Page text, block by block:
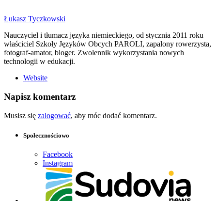
Łukasz Tyczkowski
Nauczyciel i tłumacz języka niemieckiego, od stycznia 2011 roku
właściciel Szkoły Języków Obcych PAROLI, zapalony rowerzysta,
fotograf-amator, bloger. Zwolennik wykorzystania nowych
technologii w edukacji.
Website
Napisz komentarz
Musisz się zalogować, aby móc dodać komentarz.
Społecznościowo
Facebook
Instagram